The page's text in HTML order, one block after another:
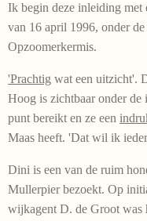
Ik begin deze inleiding met
van 16 april 1996, onder
Opzoomerkermis.
'Prachtig wat een uitzicht'.
Hoog is zichtbaar onder de
punt bereikt en ze een
Maas heeft. 'Dat wil ik
Dini is een van de ruim
Mullerpier bezoekt. Op
wijkagent D. de Groot was